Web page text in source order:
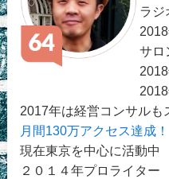
ラジ
サロ
2017年は経営コンサルも
月間130万アクセス達成！
現在東京を中心に活動中
２０１４年プロライター